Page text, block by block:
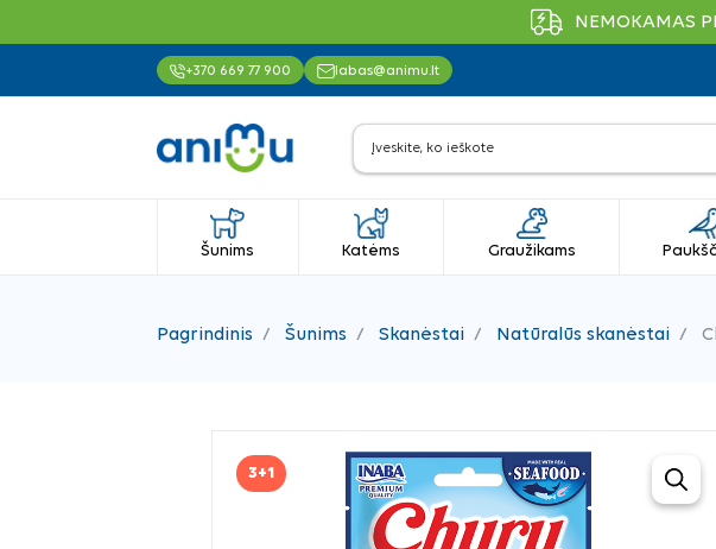
NEMOKAMAS
+370 669 77 900 labas@animu.lt
Šunims Katėms Graužikams
Pagrindinis Šunims Skanėstai Natūralūs skanėstai
3+1